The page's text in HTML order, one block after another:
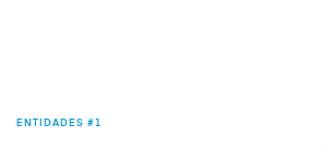
ENTIDADES #1